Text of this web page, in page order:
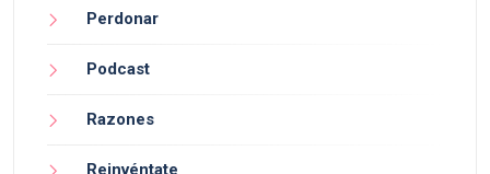
Perdonar
Podcast
Razones
Reinvéntate